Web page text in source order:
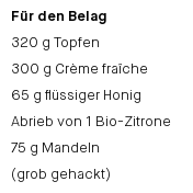
Für den Belag
320 g Topfen
300 g Crème fraîche
65 g flüssiger Honig
Abrieb von 1 Bio-Zitrone
75 g Mandeln
(grob gehackt)